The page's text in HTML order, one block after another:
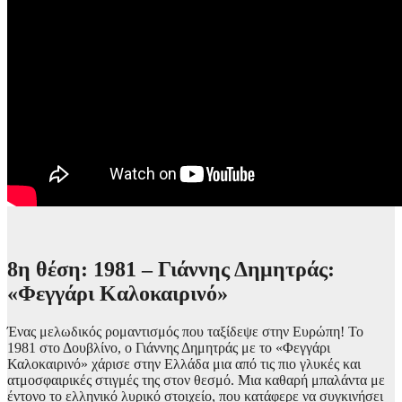
8η θέση: 1981 – Γιάννης Δημητράς:
«Φεγγάρι Καλοκαιρινό»
Ένας μελωδικός ρομαντισμός που ταξίδεψε στην Ευρώπη! Το
1981 στο Δουβλίνο, ο Γιάννης Δημητράς με το «Φεγγάρι
Καλοκαιρινό» χάρισε στην Ελλάδα μια από τις πιο γλυκές και
ατμοσφαιρικές στιγμές της στον θεσμό. Μια καθαρή μπαλάντα με
έντονο το ελληνικό λυρικό στοιχείο, που κατάφερε να συγκινήσει